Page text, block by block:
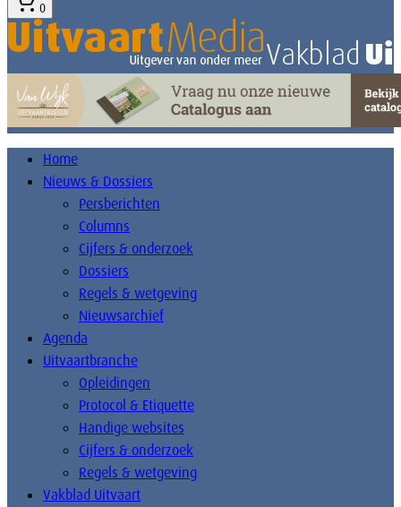
0
Home
Nieuws & Dossiers
Persberichten
Columns
Cijfers & onderzoek
Dossiers
Regels & wetgeving
Nieuwsarchief
Agenda
Uitvaartbranche
Opleidingen
Protocol & Etiquette
Handige websites
Cijfers & onderzoek
Regels & wetgeving
Vakblad Uitvaart